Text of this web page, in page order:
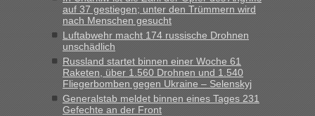
„Kein Zoll. Du musst an sich nur sagen dass das privat ist
und du nicht damit handeln willst. So lange das nicht
Originalverpackt ist und ersichlich das nicht neu sollte es
keine Probleme geben“
Recht, Visa und Dokumente • Deklaration
gebrauchter Kleidung beim Zoll
auf 37 gestiegen; unter den Trümmern wird
nach Menschen gesucht
Luftabwehr macht 174 russische Drohnen
unschädlich
Russland startet binnen einer Woche 61
Raketen, über 1.560 Drohnen und 1.540
Fliegerbomben gegen Ukraine – Selenskyj
Generalstab meldet binnen eines Tages 231
Gefechte an der Front